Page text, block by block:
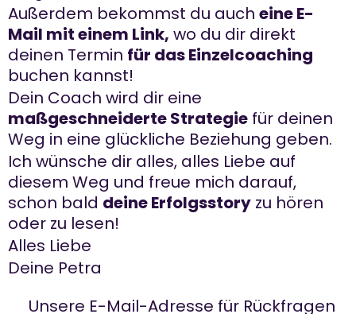
Außerdem bekommst du auch eine E-
Mail mit einem Link, wo du dir direkt
deinen Termin für das Einzelcoaching
buchen kannst!
Dein Coach wird dir eine
maßgeschneiderte Strategie für deinen
Weg in eine glückliche Beziehung geben.
Ich wünsche dir alles, alles Liebe auf
diesem Weg und freue mich darauf,
schon bald deine Erfolgsstory zu hören
oder zu lesen!
Alles Liebe
Deine Petra
Unsere E-Mail-Adresse für Rückfragen